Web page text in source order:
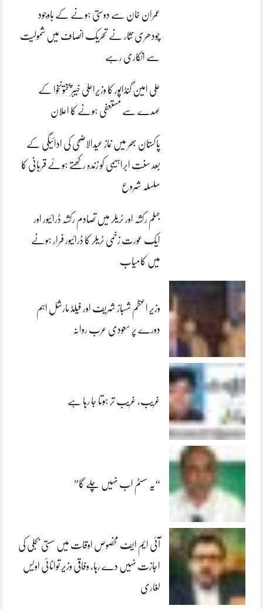
عمران خان سے دوستی ہونے کے باوجود
چودھری نثار نے تحریک انصاف میں شمولیت
سے انکاری رہے
علی امین گنڈاپور کا وزیراعلیٰ خیبرپختونخوا کے
عہدے سے مستعفی ہونے کا اعلان
پاکستان بھر میں نمازِ عیدالاضحی کی ادائیگی کے
بعد سنتِ ابراہیمی کو زندہ رکھتے ہوئے قربانی کا
سلسلہ شروع
جہلم رکشہ اور ٹریلر میں تصادم رکشہ ڈرائیور اور
ایک عورت زخمی ٹریلر کا ڈرائیور فرار ہونے
میں کامیاب
وزیر اعظم شہباز شریف اور فیلڈ مارشل اہم
دورے پر سعودی عرب روانہ
غریب، غریب تر ہوتا جا رہا ہے
“یہ سسٹم اب نہیں چلے گا”
آئی ایم ایف مخصوص اوقات میں سستی بجلی کی
اجازت نہیں دے رہا، وفاقی وزیر توانائی اویس
لغاری